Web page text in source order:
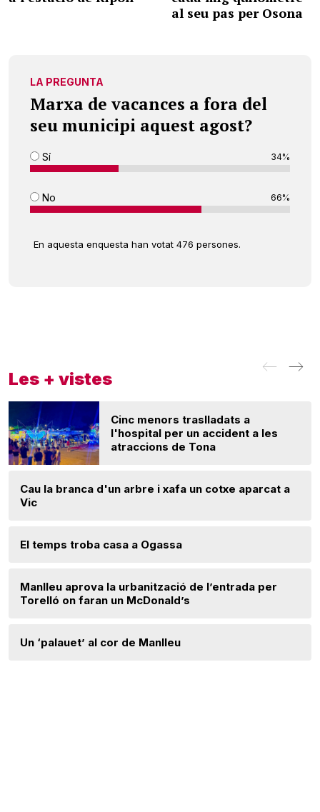
al seu pas per Osona
LA PREGUNTA
Marxa de vacances a fora del
seu municipi aquest agost?
Sí 34%
No 66%
En aquesta enquesta han votat 476 persones.
Les + vistes
Cinc menors traslladats a
l'hospital per un accident a les
atraccions de Tona
Cau la branca d'un arbre i xafa un cotxe aparcat a
Vic
El temps troba casa a Ogassa
Manlleu aprova la urbanització de l’entrada per
Torelló on faran un McDonald’s
Un ‘palauet’ al cor de Manlleu